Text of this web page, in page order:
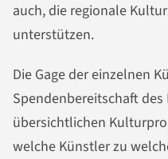
auch, die regionale
unterstützen.
Die Gage der einzelnen
Spendenbereitschaft
übersichtlichen
welche Künstler zu